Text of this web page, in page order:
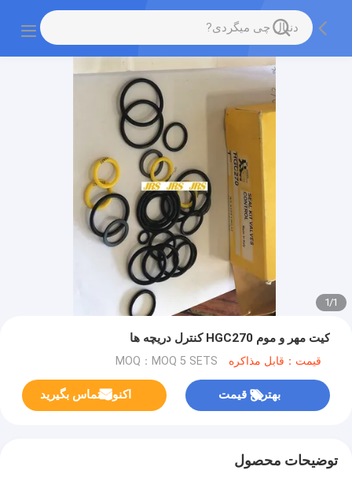
1
/
1
کیت مهر و موم HGC270 کنترل دریچه ها
قیمت：قابل مذاکره MOQ：MOQ 5 SETS
بهترین قیمت اکنون تماس بگیرید
توضیحات محصول